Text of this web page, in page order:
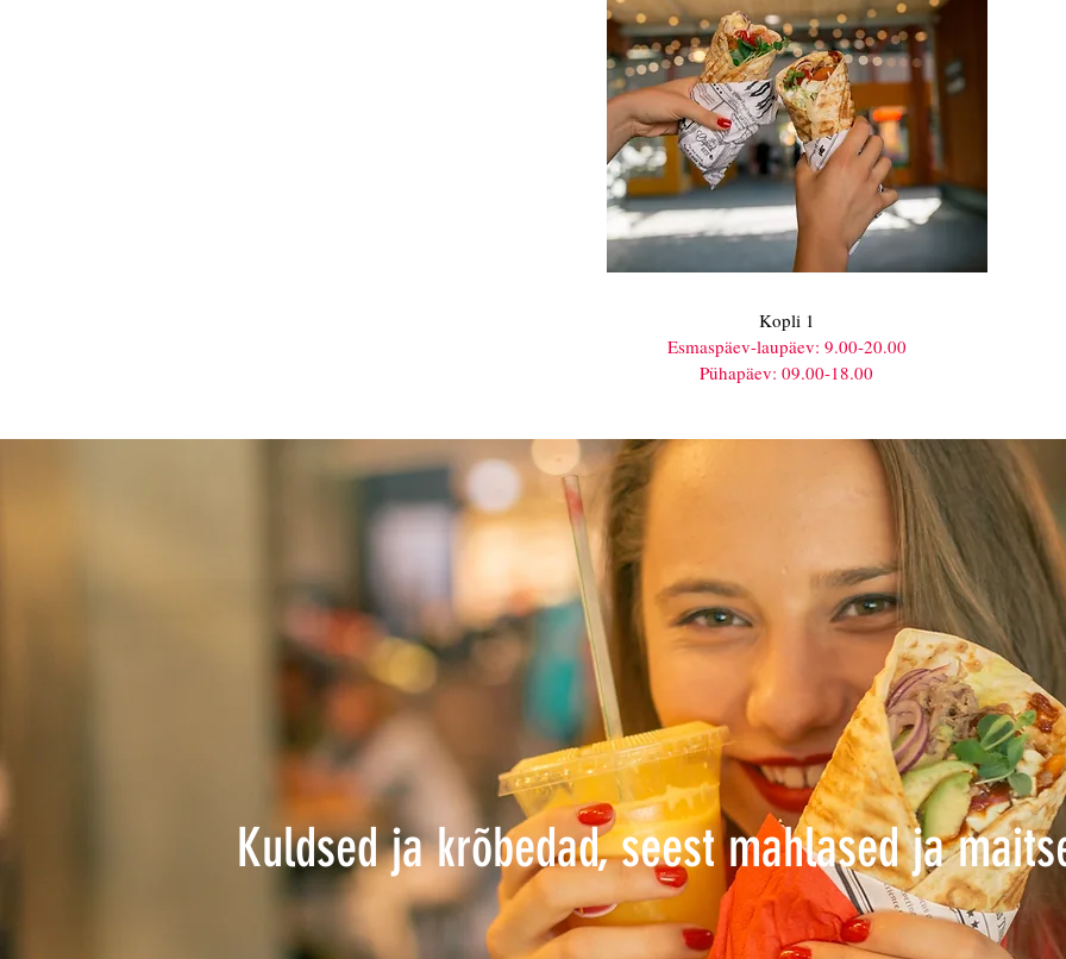
Kopli 1
Esmaspäev-laupäev: 9.00-20.00
Pühapäev: 09.00-18.00
Kuldsed ja krõbedad, seest mahlased ja